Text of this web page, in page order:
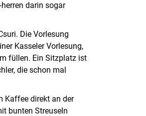
darin sogar
Die Vorlesung
Kasseler Vorlesung,
füllen. Ein Sitzplatz ist
die schon mal
Kaffee direkt an der
bunten Streuseln